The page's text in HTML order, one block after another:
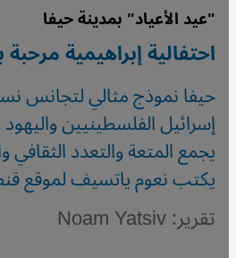
"عيد الأعياد" بمدينة حيفا
احتفالية إبراهيمية
حيفا نموذج مثالي لتجانس
إسرائيل الفلسطينيين
يجمع المتعة والتعدد الثقافي
يكتب نعوم ياتسيف لموقع
تقرير: Noam Yatsiv